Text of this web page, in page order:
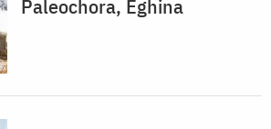
Paleochora, Eghina